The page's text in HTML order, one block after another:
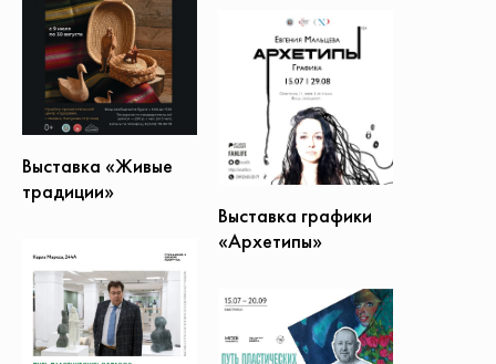
Выставка «Живые
традиции»
Выставка графики
«Архетипы»